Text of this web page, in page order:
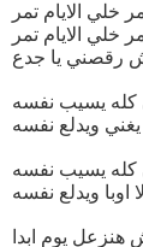
خلي الايام تمر
خلي الايام تمر
رقصني يا جدع
كله يسيب نفسه
يغني ويدلع نفسه
كله يسيب نفسه
اوبا ويدلع نفسه
يوم ابدا